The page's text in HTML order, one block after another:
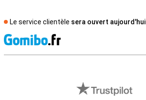
Le service clientèle sera ouvert aujourd'hui